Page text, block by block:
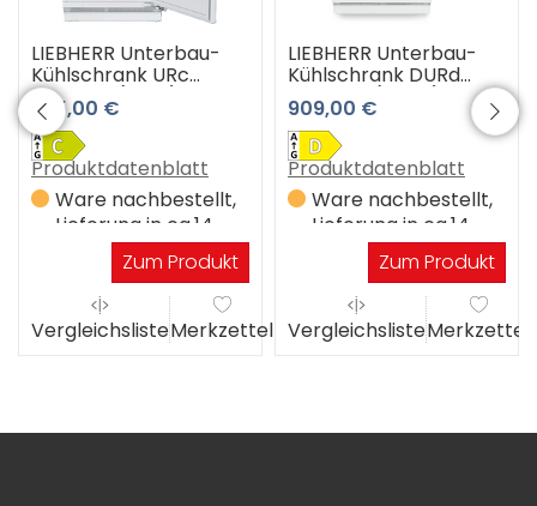
LIEBHERR Unterbau-
Kühlschrank URc
3700-20 (weiß)
985,00 €
Produktdatenblatt
Ware nachbestellt,
Lieferung in ca.14
WerktagenZum Produkt
VergleichslisteMerkzettel
LIEBHERR Unterbau-
Kühlschrank DURd
3600-20 (weiss)
909,00 €
Produktdatenblatt
Ware nachbestellt,
Lieferung in ca.14
WerktagenZum Produkt
VergleichslisteMerkzettel